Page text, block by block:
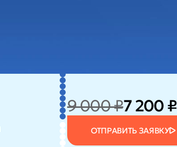
9 000 ₽7 200 ₽
ОТПРАВИТЬ ЗАЯВКУ